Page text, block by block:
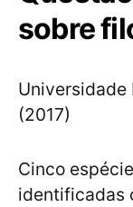
sobre
Universidade
(2017)
Cinco
identificadas